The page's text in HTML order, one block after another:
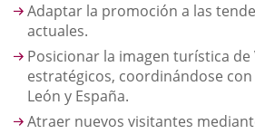
Adaptar la promoción a las
actuales.
Posicionar la imagen turística
estratégicos, coordinándose
León y España.
Atraer nuevos visitantes